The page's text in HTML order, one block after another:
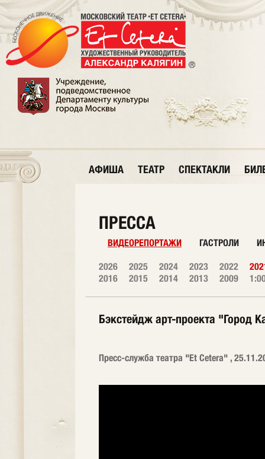
АФИША ТЕАТР СПЕКТАКЛИ
ПРЕССА
ВИДЕОРЕПОРТАЖИ ГАСТРОЛИ
2026 2025 2024 2023 2022
2016
2015 2014 2013 2009
Бэкстейдж арт-проекта "Город
Пресс-служба театра "Et Cetera" ,